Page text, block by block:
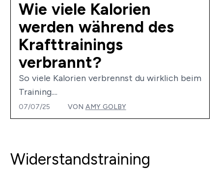
Wie viele Kalorien
werden während des
Krafttrainings
verbrannt?
So viele Kalorien verbrennst du wirklich beim
Training....
07/07/25 VON AMY GOLBY
Widerstandstraining